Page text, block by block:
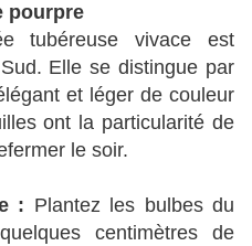
pourpre
tubéreuse vivace est
Elle se distingue par
et léger de couleur
ont la particularité de
le soir.
: Plantez les bulbes du
centimètres de